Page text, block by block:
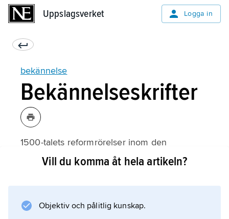
Uppslagsverket Logga in
bekännelse
Bekännelseskrifter
1500-talets reformrörelser inom den
västerländska kyrkan markerade vanligen sin
gudstjänstsammanhang. Då man på grund av
Vill du komma åt hela artikeln?
Objektiv och pålitlig kunskap.